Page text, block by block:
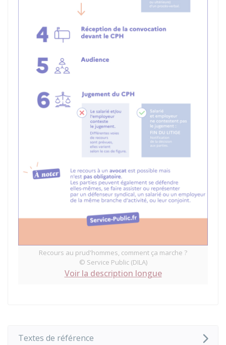
Recours au prud'hommes, comment ça marche ?
© Service Public (DILA)
Voir la description longue
Textes de référence